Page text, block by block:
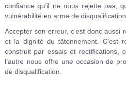
confiance qu’il ne nous rejette pas,
vulnérabilité en arme de disqualification.
Accepter son erreur, c’est donc aussi
et la dignité du tâtonnement. C’est
construit par essais et rectifications,
l’autre nous offre une occasion de
de disqualification.